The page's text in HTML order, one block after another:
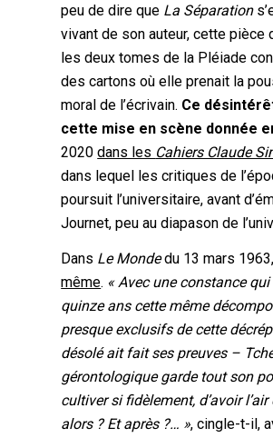
peu de dire que La Séparation
vivant de son auteur, cette pièce
les deux tomes de la Pléiade
des cartons où elle prenait la
moral de l’écrivain. Ce
cette mise en scène donnée
2020dans les Cahiers Claude
dans lequel les critiques de
poursuit l’universitaire, avant
Journet, peu au diapason de
Dans Le Mondedu 13 mars
même. « Avec une constance
quinze ans cette même
presque exclusifs de cette
désolé ait fait ses preuves –
gérontologique garde tout son
cultiver si fidèlement, d’avoir
alors ? Et après ?… », cingle-t-il,